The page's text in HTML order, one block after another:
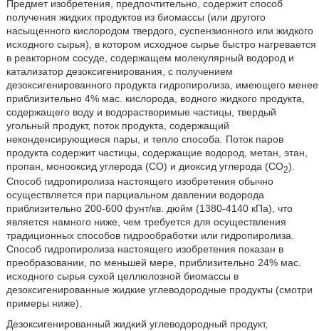
Предмет изобретения, предпочтительно, содержит способ
получения жидких продуктов из биомассы (или другого
насыщенного кислородом твердого, суспензионного или жидкого
исходного сырья), в котором исходное сырье быстро нагревается
в реакторном сосуде, содержащем молекулярный водород и
катализатор дезоксигенирования, с получением
дезоксигенированного продукта гидропиролиза, имеющего менее
приблизительно 4% мас. кислорода, водного жидкого продукта,
содержащего воду и водорастворимые частицы, твердый
угольный продукт, поток продукта, содержащий
неконденсирующиеся пары, и тепло способа. Поток паров
продукта содержит частицы, содержащие водород, метан, этан,
пропан, монооксид углерода (СО) и диоксид углерода (СО2).
Способ гидропиролиза настоящего изобретения обычно
осуществляется при парциальном давлении водорода
приблизительно 200-600 фунт/кв. дюйм (1380-4140 кПа), что
является намного ниже, чем требуется для осуществления
традиционных способов гидрообработки или гидропиролиза.
Способ гидропиролиза настоящего изобретения показан в
преобразовании, по меньшей мере, приблизительно 24% мас.
исходного сырья сухой целлюлозной биомассы в
дезоксигенированные жидкие углеводородные продукты (смотри
примеры ниже).
Дезоксигенированный жидкий углеводородный продукт,